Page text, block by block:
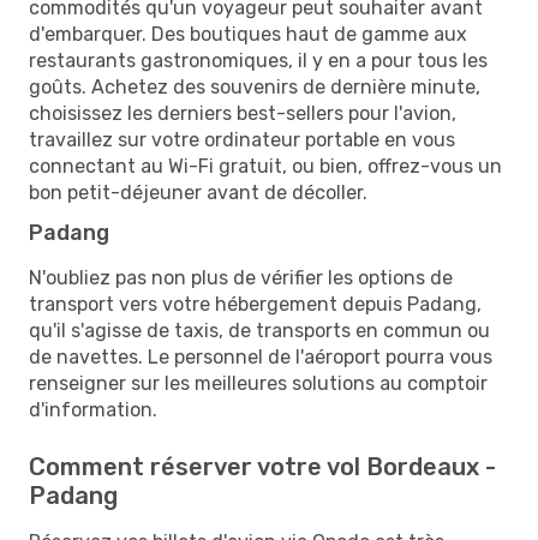
commodités qu'un voyageur peut souhaiter avant
d'embarquer. Des boutiques haut de gamme aux
restaurants gastronomiques, il y en a pour tous les
goûts. Achetez des souvenirs de dernière minute,
choisissez les derniers best-sellers pour l'avion,
travaillez sur votre ordinateur portable en vous
connectant au Wi-Fi gratuit, ou bien, offrez-vous un
bon petit-déjeuner avant de décoller.
Padang
N'oubliez pas non plus de vérifier les options de
transport vers votre hébergement depuis Padang,
qu'il s'agisse de taxis, de transports en commun ou
de navettes. Le personnel de l'aéroport pourra vous
renseigner sur les meilleures solutions au comptoir
d'information.
Comment réserver votre vol Bordeaux -
Padang